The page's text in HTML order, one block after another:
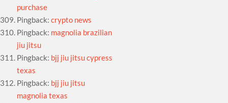
purchase
Pingback:crypto news
Pingback: magnolia brazilian
jiu jitsu
Pingback: bjj jiu jitsu cypress
texas
Pingback: bjj jiu jitsu
magnolia texas